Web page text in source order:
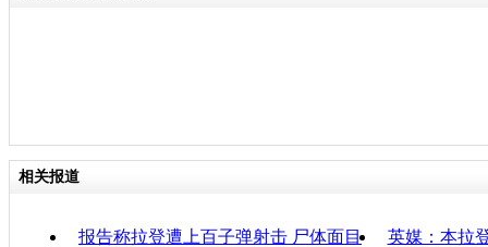
相关报道
报告称拉登遭上百子弹射击 尸体面目
英媒：本拉